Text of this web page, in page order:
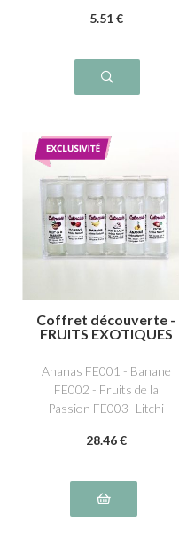
5.51 €
Coffret découverte -
FRUITS EXOTIQUES
Ananas FE001 - Banane
FE002 - Fruits de la
Passion FE003- Litchi
Noix de Coco FE008
28.46 €